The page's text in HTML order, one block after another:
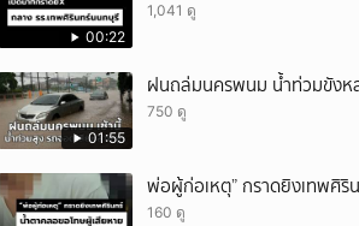
00:22
1,041 ดู
01:55
ฝนถล่มนครพนม น้ำท่วมขังห
750 ดู
พ่อผู้ก่อเหตุ” กราดยิงเทพศิริ
160 ดู